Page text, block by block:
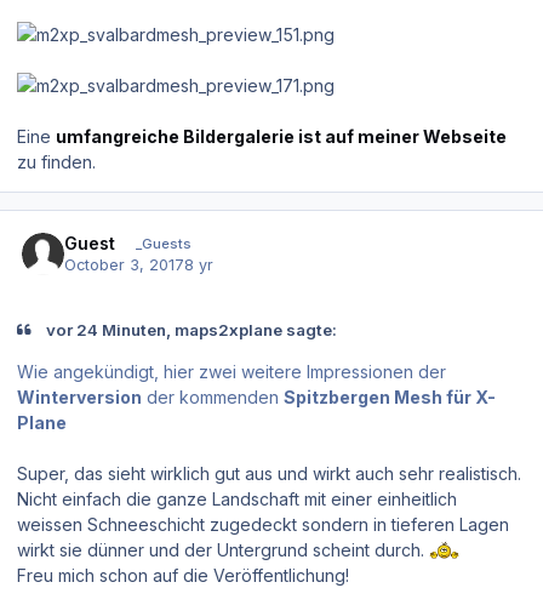
Eine umfangreiche Bildergalerie ist auf meiner Webseite
zu finden.
Guest _Guests
October 3, 20178 yr
vor 24 Minuten, maps2xplane sagte:
Wie angekündigt, hier zwei weitere Impressionen der
Winterversion der kommenden Spitzbergen Mesh für X-
Plane
Super, das sieht wirklich gut aus und wirkt auch sehr realistisch.
Nicht einfach die ganze Landschaft mit einer einheitlich
weissen Schneeschicht zugedeckt sondern in tieferen Lagen
wirkt sie dünner und der Untergrund scheint durch.
Freu mich schon auf die Veröffentlichung!